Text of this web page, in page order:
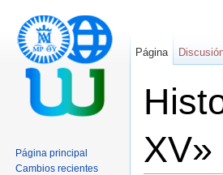
XV»
Página
Página principal
Cambios recientes